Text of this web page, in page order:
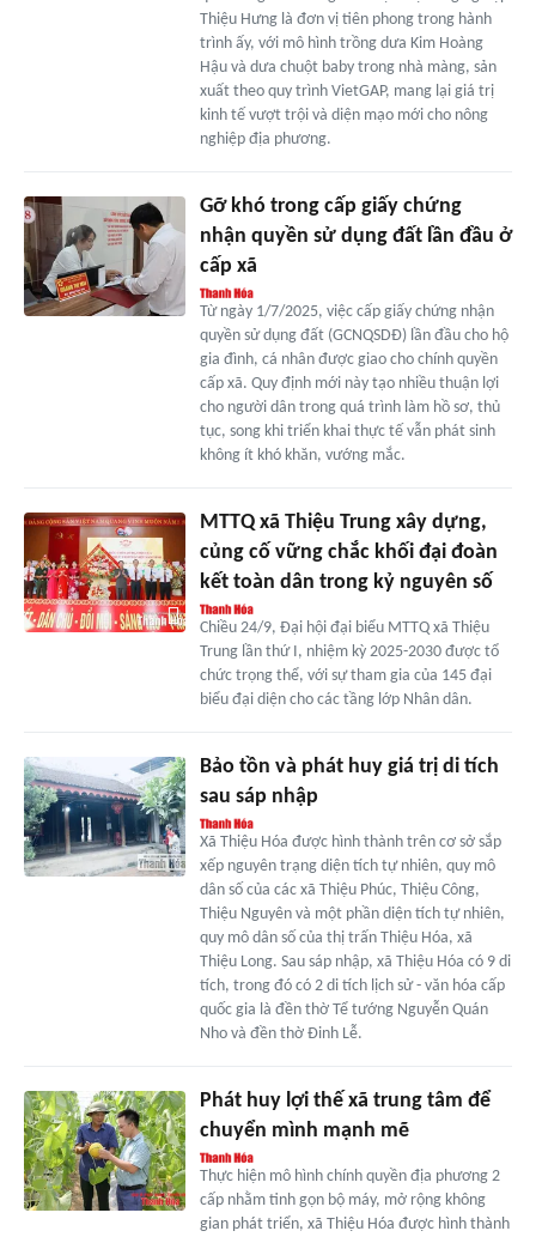
Thiệu Hưng là đơn vị tiên phong trong hành
trình ấy, với mô hình trồng dưa Kim Hoàng
Hậu và dưa chuột baby trong nhà màng, sản
xuất theo quy trình VietGAP, mang lại giá trị
kinh tế vượt trội và diện mạo mới cho nông
nghiệp địa phương.
Gỡ khó trong cấp giấy chứng
nhận quyền sử dụng đất lần đầu ở
cấp xã
Từ ngày 1/7/2025, việc cấp giấy chứng nhận
quyền sử dụng đất (GCNQSDĐ) lần đầu cho hộ
gia đình, cá nhân được giao cho chính quyền
cấp xã. Quy định mới này tạo nhiều thuận lợi
cho người dân trong quá trình làm hồ sơ, thủ
tục, song khi triển khai thực tế vẫn phát sinh
không ít khó khăn, vướng mắc.
MTTQ xã Thiệu Trung xây dựng,
củng cố vững chắc khối đại đoàn
kết toàn dân trong kỷ nguyên số
Chiều 24/9, Đại hội đại biểu MTTQ xã Thiệu
Trung lần thứ I, nhiệm kỳ 2025-2030 được tổ
chức trọng thể, với sự tham gia của 145 đại
biểu đại diện cho các tầng lớp Nhân dân.
Bảo tồn và phát huy giá trị di tích
sau sáp nhập
Xã Thiệu Hóa được hình thành trên cơ sở sắp
xếp nguyên trạng diện tích tự nhiên, quy mô
dân số của các xã Thiệu Phúc, Thiệu Công,
Thiệu Nguyên và một phần diện tích tự nhiên,
quy mô dân số của thị trấn Thiệu Hóa, xã
Thiệu Long. Sau sáp nhập, xã Thiệu Hóa có 9 di
tích, trong đó có 2 di tích lịch sử - văn hóa cấp
quốc gia là đền thờ Tể tướng Nguyễn Quán
Nho và đền thờ Đinh Lễ.
Phát huy lợi thế xã trung tâm để
chuyển mình mạnh mẽ
Thực hiện mô hình chính quyền địa phương 2
cấp nhằm tinh gọn bộ máy, mở rộng không
gian phát triển, xã Thiệu Hóa được hình thành